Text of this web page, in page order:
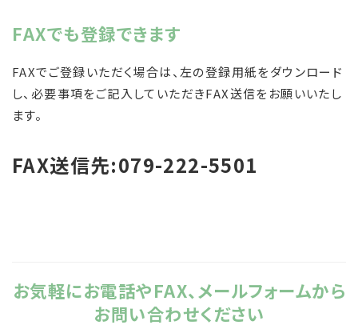
FAXでも登録できます
FAXでご登録いただく場合は、左の登録用紙をダウンロード
し、必要事項をご記入していただきFAX送信をお願いいたし
ます。
FAX送信先:079-222-5501
お気軽にお電話やFAX、メールフォームから
お問い合わせください